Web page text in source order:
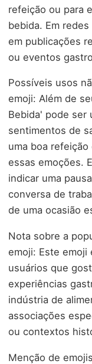
refeição ou para
bebida. Em
em publicações
ou eventos
Possíveis usos
emoji: Além de
Bebida' pode ser
sentimentos de
uma boa
essas emoções.
indicar uma
conversa de
de uma ocasião
Nota sobre a
emoji: Este emoji
usuários que
experiências
indústria de
associações
ou contextos
Menção de